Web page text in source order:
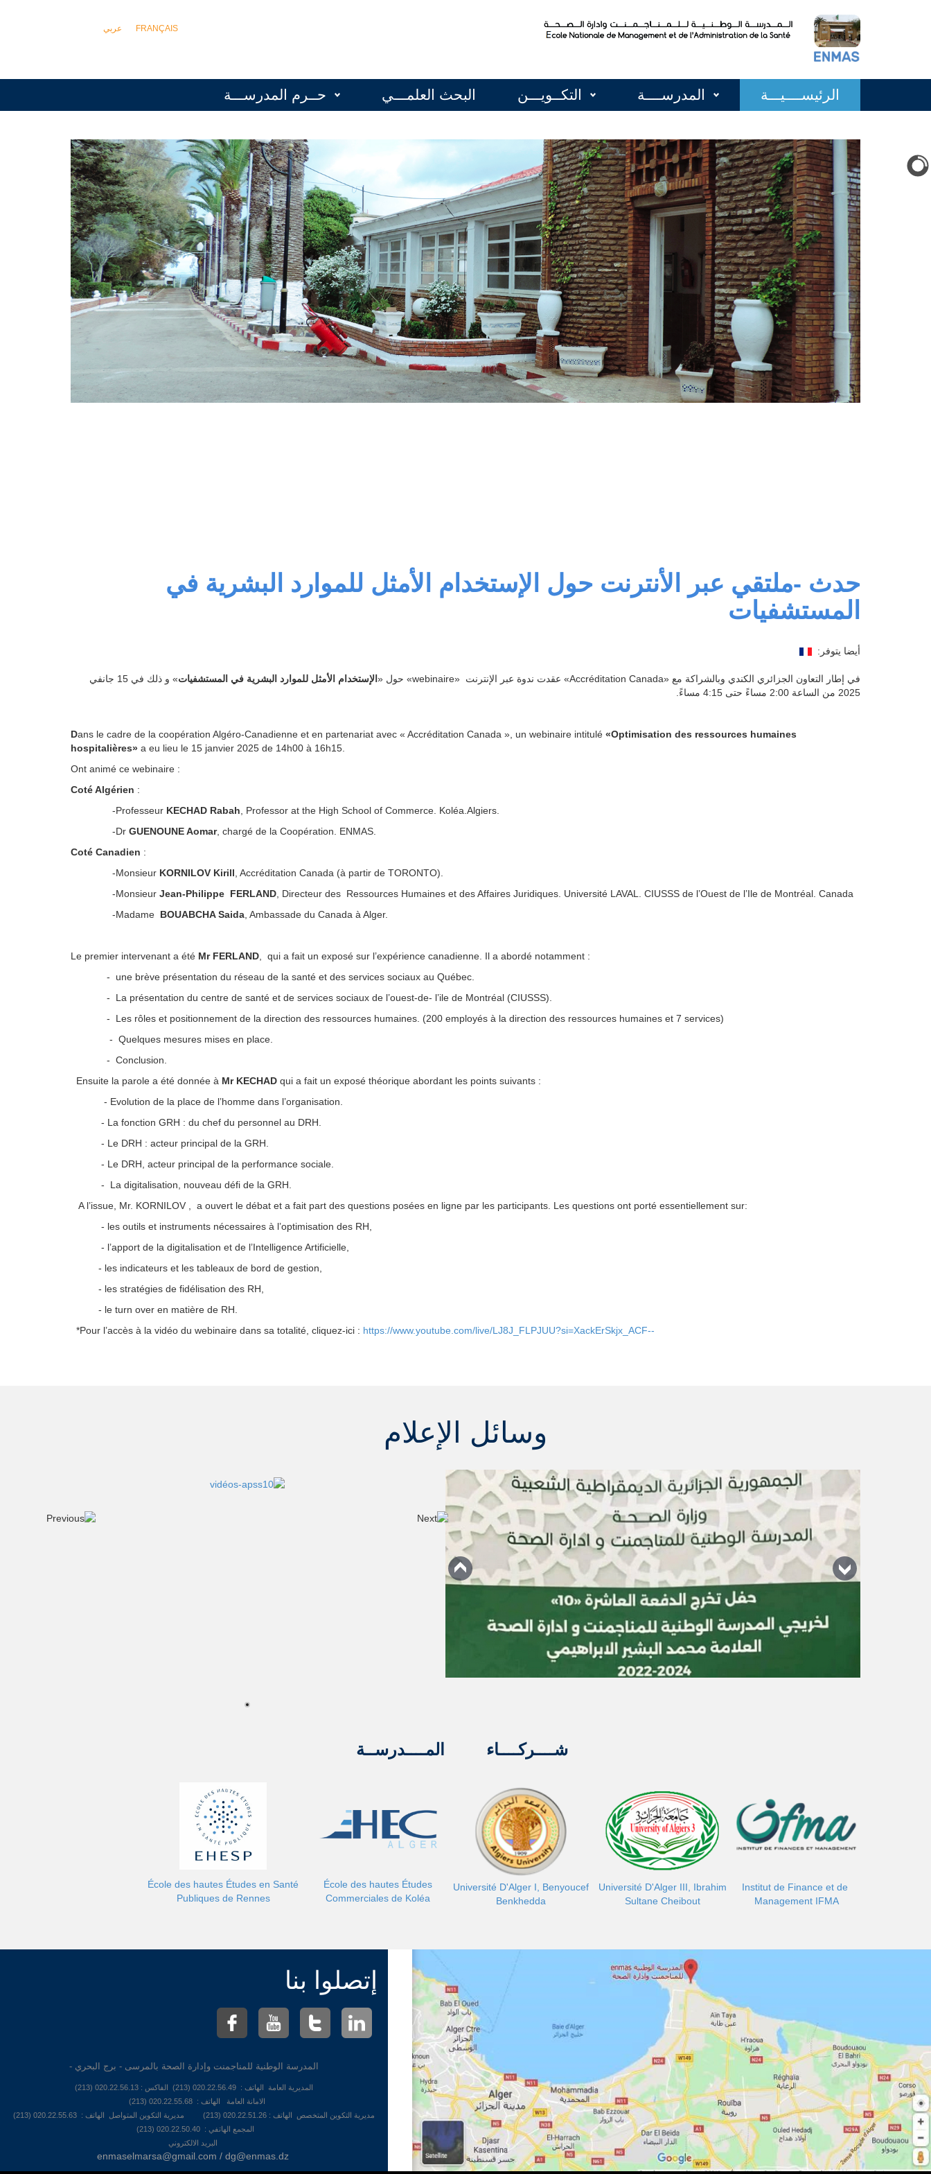
عربي FRANÇAIS
الرئيســــيـــة المدرســــة التكــويـــن البحث العلمـــي حــرم المدرســـة
حدث -ملتقي عبر الأنترنت حول الإستخدام الأمثل للموارد البشرية في
المستشفيات
أيضا يتوفر:
في إطار التعاون الجزائري الكندي وبالشراكة مع «Accréditation Canada» عقدت ندوة عبر الإنترنت «webinaire» حول « الإستخدام الأمثل للموارد البشرية في المستشفيات
» و ذلك في 15 جانفي
2025 من الساعة 2:00 مساءً حتى 4:15 مساءً.
Dans le cadre de la coopération Algéro-Canadienne et en partenariat avec « Accréditation Canada », un webinaire intitulé «Optimisation des ressources humaines
hospitalières» a eu lieu le 15 janvier 2025 de 14h00 à 16h15.
Ont animé ce webinaire :
Coté Algérien :
-Professeur KECHAD Rabah , Professor at the High School of Commerce. Koléa.Algiers.
-Dr GUENOUNE Aomar, chargé de la Coopération. ENMAS.
Coté Canadien :
-Monsieur KORNILOV Kirill , Accréditation Canada (à partir de TORONTO).
-Monsieur Jean-Philippe FERLAND , Directeur des Ressources Humaines et des Affaires Juridiques. Université LAVAL. CIUSSS de l’Ouest de l’Ile de Montréal. Canada
-Madame BOUABCHA Saida , Ambassade du Canada à Alger.
Le premier intervenant a été Mr FERLAND , qui a fait un exposé sur l’expérience canadienne. Il a abordé notamment :
- une brève présentation du réseau de la santé et des services sociaux au Québec.
- La présentation du centre de santé et de services sociaux de l’ouest-de- l’ile de Montréal (CIUSSS).
- Les rôles et positionnement de la direction des ressources humaines. (200 employés à la direction des ressources humaines et 7 services)
- Quelques mesures mises en place.
- Conclusion.
Ensuite la parole a été donnée à Mr KECHAD qui a fait un exposé théorique abordant les points suivants :
- Evolution de la place de l’homme dans l’organisation.
- La fonction GRH : du chef du personnel au DRH.
- Le DRH : acteur principal de la GRH.
- Le DRH, acteur principal de la performance sociale.
- La digitalisation, nouveau défi de la GRH.
A l’issue, Mr. KORNILOV , a ouvert le débat et a fait part des questions posées en ligne par les participants. Les questions ont porté essentiellement sur:
- les outils et instruments nécessaires à l’optimisation des RH,
- l’apport de la digitalisation et de l’Intelligence Artificielle,
- les indicateurs et les tableaux de bord de gestion,
- les stratégies de fidélisation des RH,
- le turn over en matière de RH.
*Pour l’accès à la vidéo du webinaire dans sa totalité, cliquez-ici : https://www.youtube.com/live/LJ8J_FLPJUU?si=XackErSkjx_ACF--
وسائل الإعلام
شــــركــــاء
Institut de Finance et de
Management IFMA
Université D'Alger III, Ibrahim
Sultane Cheibout
Université D'Alger I, Benyoucef
Benkhedda
المــــدرســة
École des hautes Études
Commerciales de Koléa
École des hautes Études en Santé
Publiques de Rennes
إتصلوا بنا
المدرسة الوطنية للمناجمنت وإدارة الصحة بالمرسى - برج البحري -
المديرية العامة الهاتف : 020.22.56.49 (213) الفاكس : 020.22.56.13 (213)
الامانة العامة الهاتف : 020.22.55.68 (213)
مديرية التكوين المتخصص الهاتف : 020.22.51.26 (213) مديرية التكوين المتواصل الهاتف : 020.22.55.63 (213)
المجمع الهاتفي : 020.22.50.40 (213)
البريد الالكتروني
enmaselmarsa@gmail.com / dg@enmas.dz